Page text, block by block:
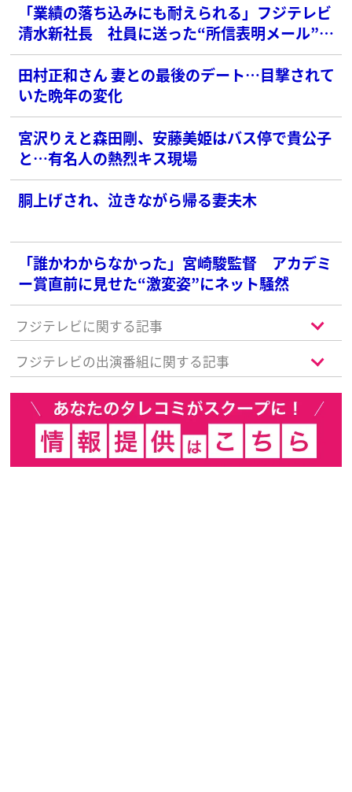
「業績の落ち込みにも耐えられる」フジテレビ
清水新社長 社員に送った“所信表明メール”の
中身
田村正和さん 妻との最後のデート…目撃されて
いた晩年の変化
宮沢りえと森田剛、安藤美姫はバス停で貴公子
と…有名人の熱烈キス現場
胴上げされ、泣きながら帰る妻夫木
「誰かわからなかった」宮崎駿監督 アカデミ
ー賞直前に見せた“激変姿”にネット騒然
フジテレビに関する記事
フジテレビの出演番組に関する記事